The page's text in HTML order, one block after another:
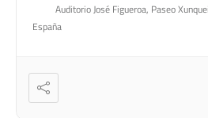
Auditorio José Figueroa, Paseo
España